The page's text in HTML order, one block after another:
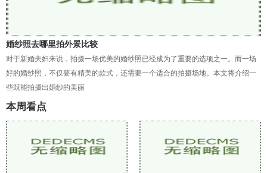
婚纱照去哪里拍外景比较
对于新婚夫妇来说，拍摄一场优美的婚纱照已经成为了重要的选项之一。而一场
好的婚纱照，不仅要有精美的款式，还需要一个适合的拍摄场地。本文将介绍一
些既能拍摄出婚纱的美丽
本周看点